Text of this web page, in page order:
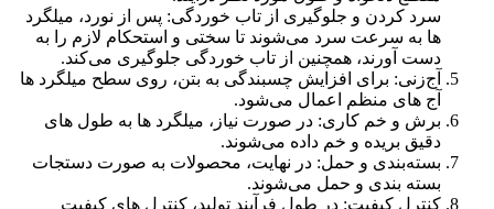
سرد کردن و جلوگیری از تاب خوردگی: پس از نورد، میلگرد
ها به سرعت سرد می‌شوند تا سختی و استحکام لازم را به
دست آورند، همچنین از تاب خوردگی جلوگیری می‌کند.
آج‌زنی: برای افزایش چسبندگی به بتن، روی سطح میلگرد ها
آج‌ های منظم اعمال می‌شود.
برش و خم کاری: در صورت نیاز، میلگرد ها به طول‌ های
دقیق بریده و خم داده می‌شوند.
بسته‌بندی و حمل: در نهایت، محصولات به صورت دستجات
بسته‌ بندی و حمل می‌شوند.
کنترل کیفیت: در طول فرآیند تولید، کنترل‌ های کیفیت